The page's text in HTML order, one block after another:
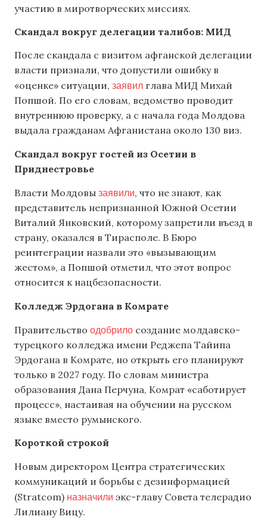
участию в миротворческих миссиях.
Скандал вокруг делегации талибов: МИД
После скандала с визитом афганской делегации
власти признали, что допустили ошибку в
«оценке» ситуации, заявил глава МИД Михай
Попшой. По его словам, ведомство проводит
внутреннюю проверку, а с начала года Молдова
выдала гражданам Афганистана около 130 виз.
Скандал вокруг гостей из Осетии в
Приднестровье
Власти Молдовы заявили, что не знают, как
представитель непризнанной Южной Осетии
Виталий Янковский, которому запретили въезд в
страну, оказался в Тирасполе. В Бюро
реинтеграции назвали это «вызывающим
жестом», а Попшой отметил, что этот вопрос
относится к нацбезопасности.
Колледж Эрдогана в Комрате
Правительство одобрило создание молдавско-
турецкого колледжа имени Реджепа Тайипа
Эрдогана в Комрате, но открыть его планируют
только в 2027 году. По словам министра
образования Дана Перчуна, Комрат «саботирует
процесс», настаивая на обучении на русском
языке вместо румынского.
Короткой строкой
Новым директором Центра стратегических
коммуникаций и борьбы с дезинформацией
(Stratcom) назначили экс-главу Совета телерадио
Лилиану Вицу.